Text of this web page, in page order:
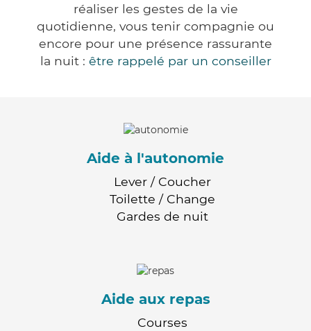
réaliser les gestes de la vie
quotidienne, vous tenir compagnie ou
encore pour une présence rassurante
la nuit : être rappelé par un conseiller
Aide à l'autonomie
Lever / Coucher
Toilette / Change
Gardes de nuit
Aide aux repas
Courses